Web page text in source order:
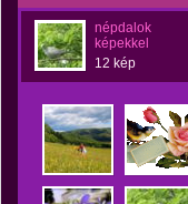
népdalok
képekkel
12 kép